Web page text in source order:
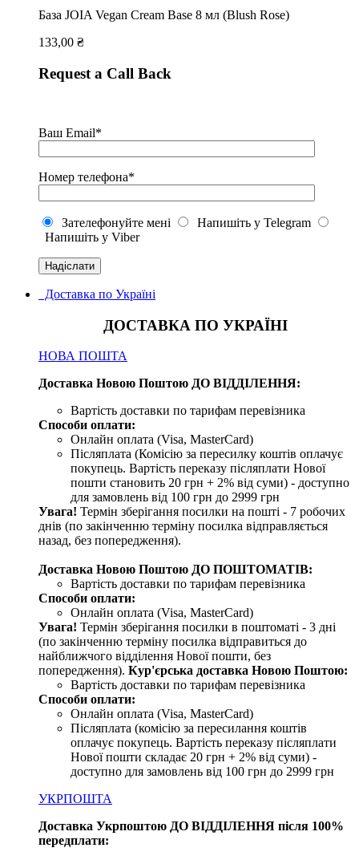
База JOIA Vegan Cream Base 8 мл (Blush Rose)
133,00 ₴
Request a Call Back
Ваш Email*
Номер телефона*
Зателефонуйте мені
Напишіть у Telegram
Напишіть у Viber
Доставка по Україні
ДОСТАВКА ПО УКРАЇНІ
НОВА ПОШТА
Доставка Новою Поштою ДО ВІДДІЛЕННЯ:
Вартість доставки по тарифам перевізника
Способи оплати:
Онлайн оплата (Visa, MasterCard)
Післяплата (Комісію за пересилку коштів оплачує
покупець. Вартість переказу післяплати Нової
пошти становить 20 грн + 2% від суми) - доступно
для замовлень від 100 грн до 2999 грн
Увага! Термін зберігання посилки на пошті - 7 робочих
днів (по закінченню терміну посилка відправляється
назад, без попередження).
Доставка Новою Поштою ДО ПОШТОМАТІВ:
Вартість доставки по тарифам перевізника
Способи оплати:
Онлайн оплата (Visa, MasterCard)
Увага! Термін зберігання посилки в поштоматі - 3 дні
(по закінченню терміну посилка відправиться до
найближчого відділення Нової пошти, без
попередження). Кур'єрська доставка Новою Поштою:
Вартість доставки по тарифам перевізника
Способи оплати:
Онлайн оплата (Visa, MasterCard)
Післяплата (комісію за пересилання коштів
оплачує покупець. Вартість переказу післяплати
Нової пошти складає 20 грн + 2% від суми) -
доступно для замовлень від 100 грн до 2999 грн
УКРПОШТА
Доставка Укрпоштою ДО ВІДДІЛЕННЯ після 100%
передплати: